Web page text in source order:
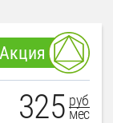
Акция
325 руб
мес